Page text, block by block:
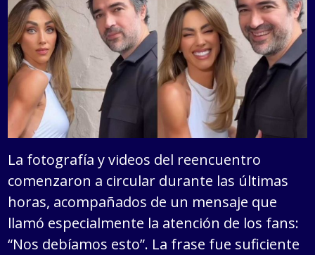
La fotografía y videos del reencuentro
comenzaron a circular durante las últimas
horas, acompañados de un mensaje que
llamó especialmente la atención de los fans:
“Nos debíamos esto”. La frase fue suficiente